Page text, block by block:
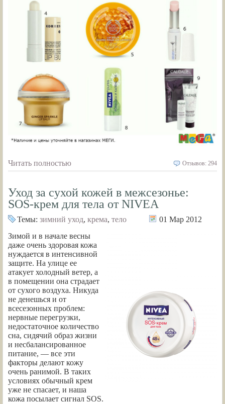
Читать полностью Отзывов: 294
Уход за сухой кожей в межсезонье:
SOS-крем для тела от NIVEA
Темы: зимний уход, крема, тело
01 Мар 2012
Зимой и в начале весны
даже очень здоровая кожа
нуждается в интенсивной
защите. На улице ее
атакует холодный ветер, а
в помещении она страдает
от сухого воздуха. Никуда
не денешься и от
всесезонных проблем:
нервные перегрузки,
недостаточное количество
сна, сидячий образ жизни
и несбалансированное
питание, — все эти
факторы делают кожу
очень ранимой. В таких
условиях обычный крем
уже не спасает, и наша
кожа посылает сигнал SOS.